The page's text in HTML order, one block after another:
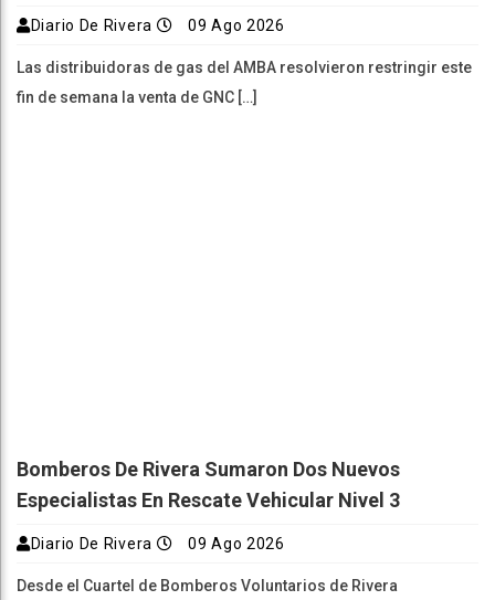
Diario De Rivera 09 Ago 2026
Las distribuidoras de gas del AMBA resolvieron restringir este
fin de semana la venta de GNC […]
Bomberos De Rivera Sumaron Dos Nuevos
Especialistas En Rescate Vehicular Nivel 3
Diario De Rivera 09 Ago 2026
Desde el Cuartel de Bomberos Voluntarios de Rivera